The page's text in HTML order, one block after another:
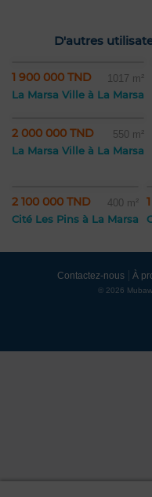
D'autres
1 900 000 TND 1017 m²
La Marsa Ville à La Marsa
2 000 000 TND 550 m²
La Marsa Ville à La Marsa
2 100 000 TND 400 m²
Cité Les Pins à La Marsa
Contactez-nous À
© 2026